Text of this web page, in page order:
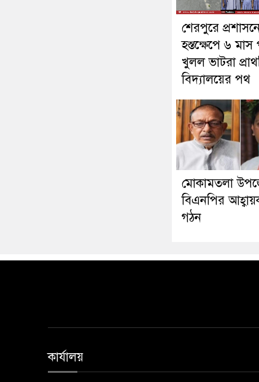
শেরপুরে
হস্তক্ষেপে ৬
খুলল ভাটরা
বিদ্যালয়ের পথ
মোকামতলা
বিএনপির
গঠন
কার্যালয়